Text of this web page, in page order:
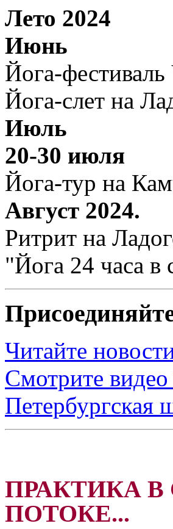
Лето 2024
Июнь
Йога-
Йога-слет на
Июль
20-30 июля
Йога-тур на
Август 2024.
Ритрит на
"Йога 24 часа в
Читайте
Смотрите
Петербургская
ПРАКТИКА
ПОТОКЕ...